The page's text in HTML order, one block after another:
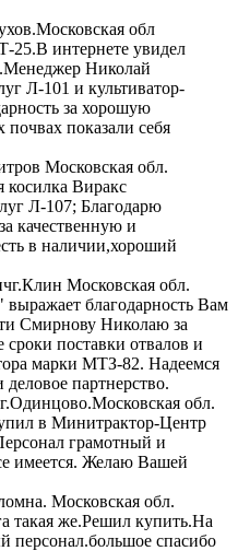
обл
25.В интернете увидел
Николай
Л-101 и культиватор-
за хорошую
показали себя
Московская обл.
Виракс
Л-107; Благодарю
качественную и
в наличии,хороший
г.Клин Московская обл.
благодарность Вам
Смирнову Николаю за
сроки поставки отвалов и
марки МТЗ-82. Надеемся
партнерство.
г.Одинцово.Московская обл.
в Минитрактор-Центр
грамотный и
имеется. Желаю Вашей
Московская обл.
такая же.Решил купить.На
персонал.большое спасибо